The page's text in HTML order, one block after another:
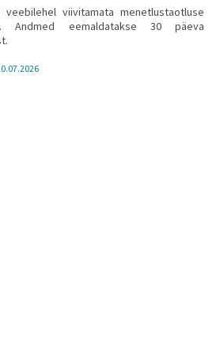
veebilehel viivitamata menetlustaotluse
Andmed eemaldatakse 30 päeva